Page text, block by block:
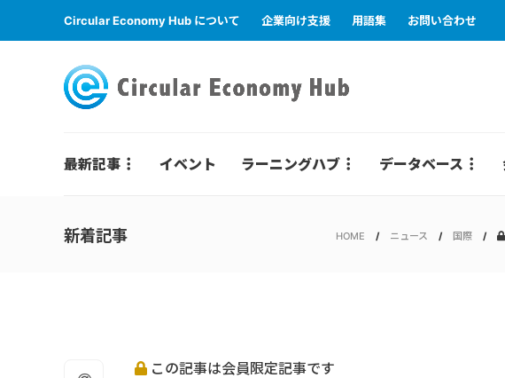
Circular Economy Hub について 企業向け支援 用語集 お問い合わせ
最新記事 イベント ラーニングハブ データベース
新着記事 HOME ニュース 国際
この記事は会員限定記事です